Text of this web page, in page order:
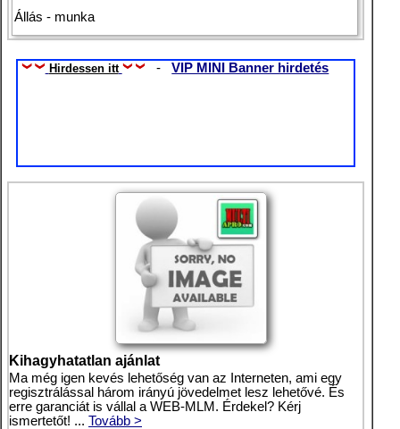
Állás - munka
Hirdessen itt -VIP MINI Banner hirdetés
Kihagyhatatlan ajánlat
Ma még igen kevés lehetőség van az Interneten, ami egy
regisztrálással három irányú jövedelmet lesz lehetővé. És
erre garanciát is vállal a WEB-MLM. Érdekel? Kérj
ismertetőt! ... Tovább >